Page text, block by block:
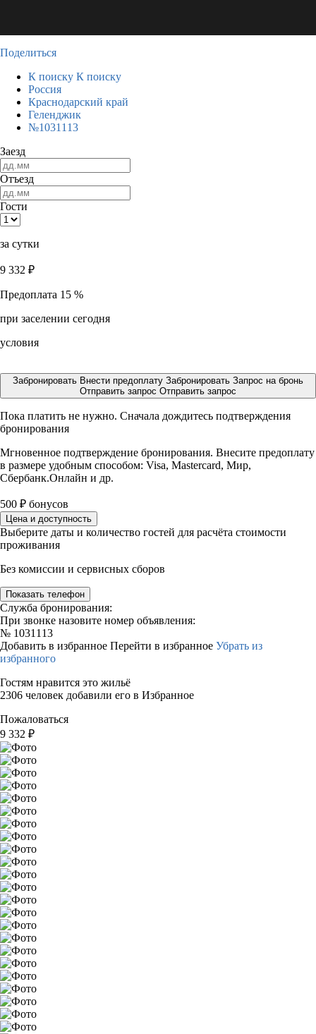
Поделиться
К поиску К поиску
Россия
Краснодарский край
Геленджик
№1031113
Заезд
Отъезд
Гости
за сутки
9 332 ₽
Предоплата 15 %
при заселении сегодня
условия
Забронировать Внести предоплату Забронировать Запрос на бронь
Отправить запрос Отправить запрос
Пока платить не нужно. Сначала дождитесь подтверждения
бронирования
Мгновенное подтверждение бронирования. Внесите предоплату
в размере удобным способом: Visa, Mastercard, Мир,
Сбербанк.Онлайн и др.
500 ₽ бонусов
Цена и доступность
Выберите даты и количество гостей для расчёта стоимости
проживания
Без комиссии и сервисных сборов
Показать телефон
Служба бронирования:
При звонке назовите номер объявления:
№ 1031113
Добавить в избранное Перейти в избранное Убрать из
избранного
Гостям нравится это жильё
2306 человек добавили его в Избранное
Пожаловаться
9 332 ₽